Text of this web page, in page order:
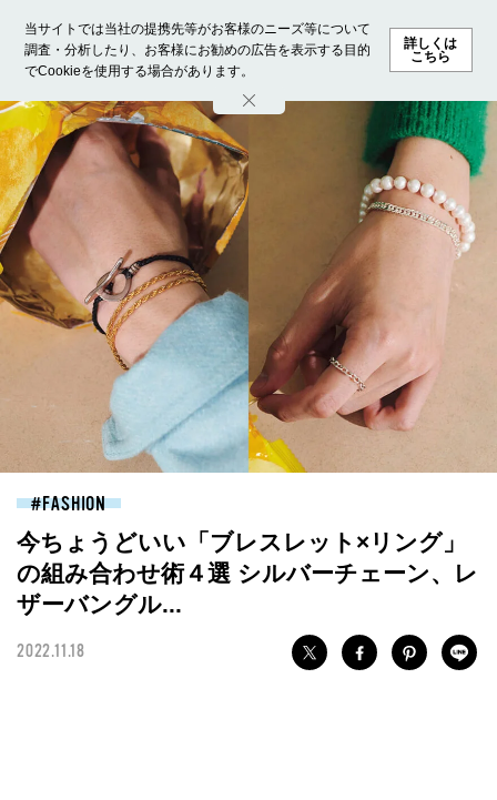
当サイトでは当社の提携先等がお客様のニーズ等について
調査・分析したり、お客様にお勧めの広告を表示する目的
でCookieを使用する場合があります。
詳しくは
こちら
ホーム モデル募集 ランキング ファッション ビューテ
FASHION
今ちょうどいい「ブレスレット×リング」
の組み合わせ術４選 シルバーチェーン、レ
ザーバングル...
2022.11.18